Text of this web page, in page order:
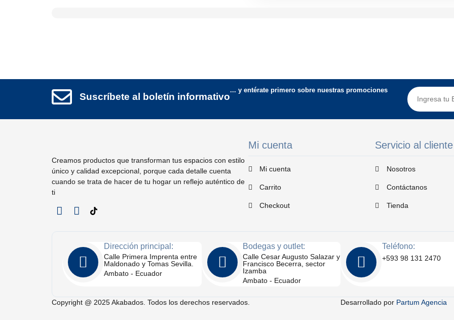
Suscríbete al boletín informativo
... y entérate primero sobre nuestras promociones
Creamos productos que transforman tus espacios con estilo
único y calidad excepcional, porque cada detalle cuenta
cuando se trata de hacer de tu hogar un reflejo auténtico de
ti
Mi cuenta
Mi cuenta
Carrito
Checkout
Servicio al cliente
Nosotros
Contáctanos
Tienda
Dirección principal:
Calle Primera Imprenta entre
Maldonado y Tomas Sevilla.
Ambato - Ecuador
Bodegas y outlet:
Calle Cesar Augusto Salazar y
Francisco Becerra, sector
Izamba
Ambato - Ecuador
Teléfono:
+593 98 131 2470
Copyright @ 2025 Akabados. Todos los derechos reservados. Desarrollado por Partum Agencia